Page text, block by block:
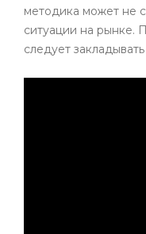
методика может не
ситуации на рынке.
следует